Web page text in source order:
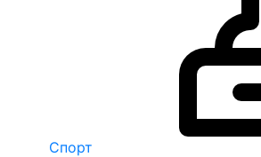
Спорт